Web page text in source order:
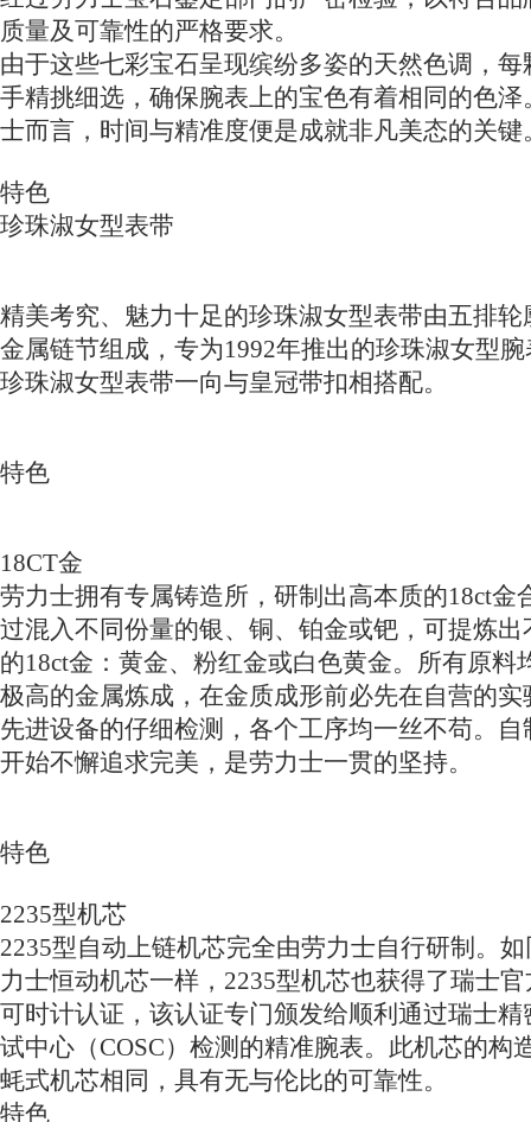
质量及可靠性的严格要求。
由于这些七彩宝石呈现缤纷多姿的天然色调，每
手精挑细选，确保腕表上的宝色有着相同的色泽
士而言，时间与精准度便是成就非凡美态的关键
特色
珍珠淑女型表带
精美考究、魅力十足的珍珠淑女型表带由五排轮
金属链节组成，专为1992年推出的珍珠淑女型
珍珠淑女型表带一向与皇冠带扣相搭配。
特色
18CT金
劳力士拥有专属铸造所，研制出高本质的18ct金
过混入不同份量的银、铜、铂金或钯，可提炼出
的18ct金：黄金、粉红金或白色黄金。所有原料
极高的金属炼成，在金质成形前必先在自营的实
先进设备的仔细检测，各个工序均一丝不苟。自
开始不懈追求完美，是劳力士一贯的坚持。
特色
2235型机芯
2235型自动上链机芯完全由劳力士自行研制。
力士恒动机芯一样，2235型机芯也获得了瑞士
可时计认证，该认证专门颁发给顺利通过瑞士精
试中心（COSC）检测的精准腕表。此机芯的构
蚝式机芯相同，具有无与伦比的可靠性。
特色